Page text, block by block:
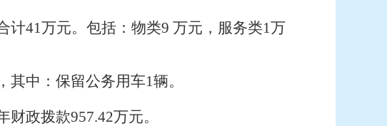
计41万元。包括：物类9 万元，服务类1万
其中：保留公务用车1辆。
政拨款957.42万元。